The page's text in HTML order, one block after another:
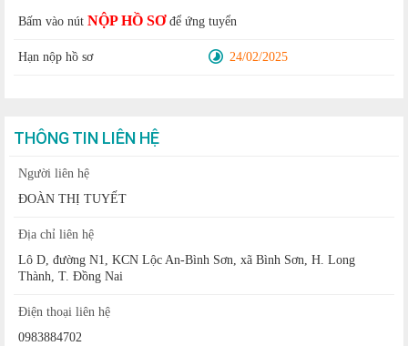
Bấm vào nút NỘP HỒ SƠđể ứng tuyển
Hạn nộp hồ sơ 24/02/2025
THÔNG TIN LIÊN HỆ
Người liên hệ
ĐOÀN THỊ TUYẾT
Địa chỉ liên hệ
Lô D, đường N1, KCN Lộc An-Bình Sơn, xã Bình Sơn, H. Long
Thành, T. Đồng Nai
Điện thoại liên hệ
0983884702